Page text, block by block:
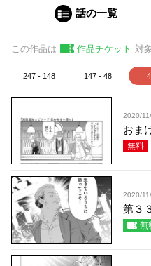
話の一覧
この作品は 作品チケット 対
247 - 148 147 - 48
2020/
おま
無料
2020/
第３
無